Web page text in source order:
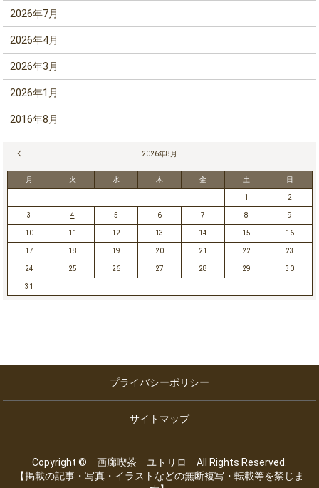
2026年7月
2026年4月
2026年3月
2026年1月
2016年8月
2026年8月
月 火 水 木 金 土 日
1 2
3 4 5 6 7 8 9
10 11 12 13 14 15 16
17 18 19 20 21 22 23
24 25 26 27 28 29 30
31
プライバシーポリシー
サイトマップ
Copyright © 画廊喫茶 ユトリロ All Rights Reserved.
【掲載の記事・写真・イラストなどの無断複写・転載等を禁じま